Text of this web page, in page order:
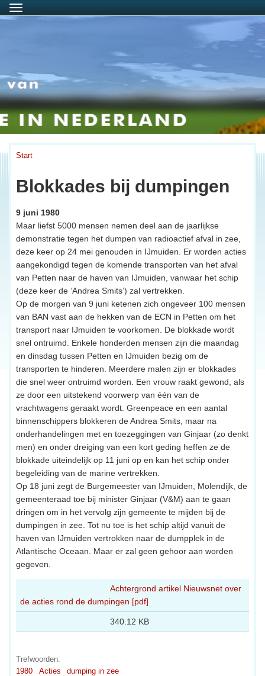
Menu
Start
Blokkades bij dumpingen
9 juni 1980
Maar liefst 5000 mensen nemen deel aan de jaarlijkse
demonstratie tegen het dumpen van radioactief afval in zee,
deze keer op 24 mei genouden in IJmuiden. Er worden acties
aangekondigd tegen de komende transporten van het afval
van Petten naar de haven van IJmuiden, vanwaar het schip
(deze keer de ‘Andrea Smits’) zal vertrekken.
Op de morgen van 9 juni ketenen zich ongeveer 100 mensen
van BAN vast aan de hekken van de ECN in Petten om het
transport naar IJmuiden te voorkomen. De blokkade wordt
snel ontruimd. Enkele honderden mensen zijn die maandag
en dinsdag tussen Petten en IJmuiden bezig om de
transporten te hinderen. Meerdere malen zijn er blokkades
die snel weer ontruimd worden. Een vrouw raakt gewond, als
ze door een uitstekend voorwerp van één van de
vrachtwagens geraakt wordt. Greenpeace en een aantal
binnenschippers blokkeren de Andrea Smits, maar na
onderhandelingen met en toezeggingen van Ginjaar (zo denkt
men) en onder dreiging van een kort geding heffen ze de
blokkade uiteindelijk op 11 juni op en kan het schip onder
begeleiding van de marine vertrekken.
Op 18 juni zegt de Burgemeester van IJmuiden, Molendijk, de
gemeenteraad toe bij minister Ginjaar (V&M) aan te gaan
dringen om in het vervolg zijn gemeente te mijden bij de
dumpingen in zee. Tot nu toe is het schip altijd vanuit de
haven van IJmuiden vertrokken naar de dumpplek in de
Atlantische Oceaan. Maar er zal geen gehoor aan worden
gegeven.
Achtergrond artikel Nieuwsnet over
de acties rond de dumpingen [pdf]
340.12 KB
Trefwoorden:
1980
Acties dumping in zee